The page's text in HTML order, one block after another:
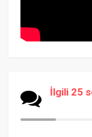
İlgili 25